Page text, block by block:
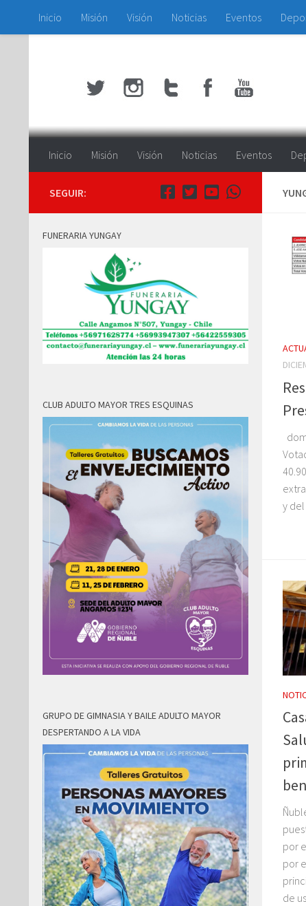
Saltar al contenido
Inicio Misión Visión Noticias Eventos
Inicio Misión Visión Noticias Eventos
y del
por
por
de
SEGUIR:
FUNERARIA YUNGAY
CLUB ADULTO MAYOR TRES ESQUINAS
GRUPO DE GIMNASIA Y BAILE ADULTO MAYOR
DESPERTANDO A LA VIDA